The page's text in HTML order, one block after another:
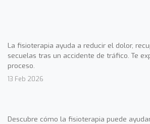
La fisioterapia ayuda a reducir el dolor,
secuelas tras un accidente de tráfico. Te
proceso.
13 Feb 2026
Descubre cómo la fisioterapia puede